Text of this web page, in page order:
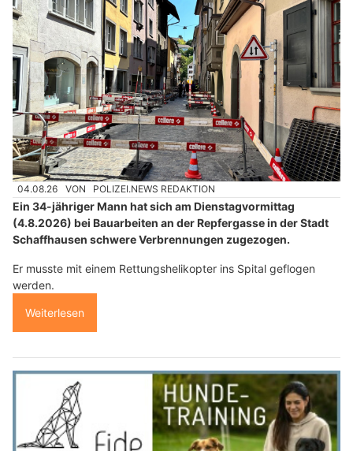
04.08.26 VON POLIZEI.NEWS REDAKTION
Ein 34-jähriger Mann hat sich am Dienstagvormittag
(4.8.2026) bei Bauarbeiten an der Repfergasse in der Stadt
Schaffhausen schwere Verbrennungen zugezogen.
Er musste mit einem Rettungshelikopter ins Spital geflogen
werden.
Weiterlesen